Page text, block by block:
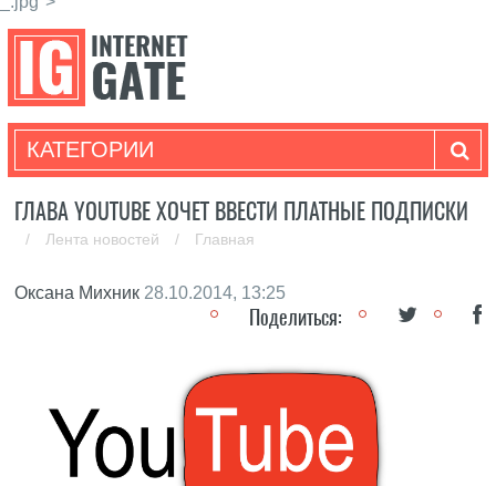
КАТЕГОРИИ
ГЛАВА YOUTUBE ХОЧЕТ ВВЕСТИ ПЛАТНЫЕ ПОДПИСКИ
/ Лента новостей / Главная
Оксана Михник 28.10.2014, 13:25
Поделиться: